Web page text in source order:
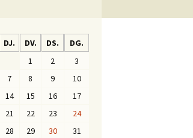
DJ. DV. DS. DG.
1 2
3
7 8 9
10
14 15 16
17
21 22 23
24
28 29 30 31